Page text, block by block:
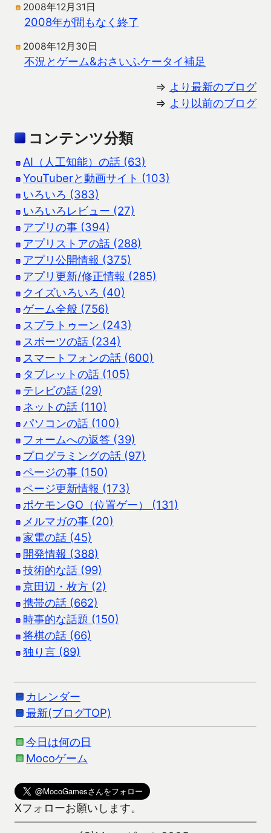
2008年12月31日
2008年が間もなく終了
2008年12月30日
不況とゲーム&おさいふケータイ補足
⇒ より最新のブログ
⇒ より以前のブログ
コンテンツ分類
AI（人工知能）の話 (63)
YouTuberと動画サイト (103)
いろいろ (383)
いろいろレビュー (27)
アプリの事 (394)
アプリストアの話 (288)
アプリ公開情報 (375)
アプリ更新/修正情報 (285)
クイズいろいろ (40)
ゲーム全般 (756)
スプラトゥーン (243)
スポーツの話 (234)
スマートフォンの話 (600)
タブレットの話 (105)
テレビの話 (29)
ネットの話 (110)
パソコンの話 (100)
フォームへの返答 (39)
プログラミングの話 (97)
ページの事 (150)
ページ更新情報 (173)
ポケモンGO（位置ゲー） (131)
メルマガの事 (20)
家電の話 (45)
開発情報 (388)
技術的な話 (99)
京田辺・枚方 (2)
携帯の話 (662)
時事的な話題 (150)
将棋の話 (66)
独り言 (89)
カレンダー
最新(ブログTOP)
今日は何の日
Mocoゲーム
Xフォローお願いします。